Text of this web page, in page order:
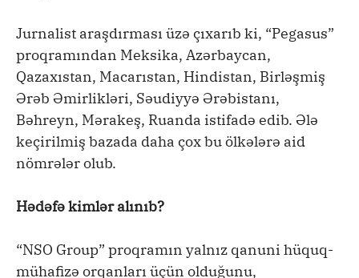
Jurnalist araşdırması üzə çıxarıb ki, “Pegasus”
proqramından Meksika, Azərbaycan,
Qazaxıstan, Macarıstan, Hindistan, Birləşmiş
Ərəb Əmirlikləri, Səudiyyə Ərəbistanı,
Bəhreyn, Mərakeş, Ruanda istifadə edib. Ələ
keçirilmiş bazada daha çox bu ölkələrə aid
nömrələr olub.
Hədəfə kimlər alınıb?
“NSO Group” proqramın yalnız qanuni hüquq-
mühafizə orqanları üçün olduğunu,